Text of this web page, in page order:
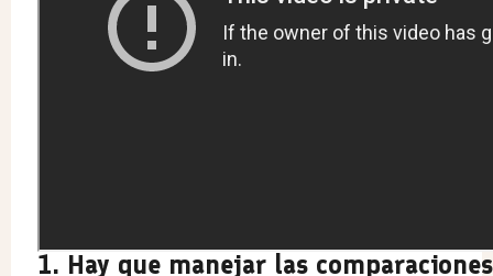
1. Hay que manejar las